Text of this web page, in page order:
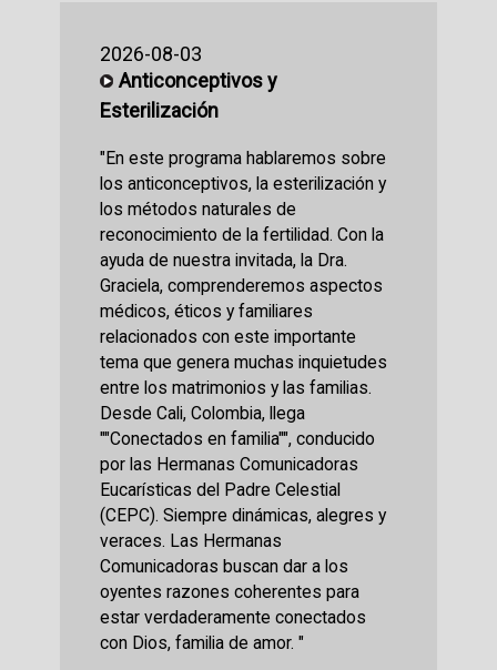
2026-08-03
Anticonceptivos y
Esterilización
"En este programa hablaremos sobre
los anticonceptivos, la esterilización y
los métodos naturales de
reconocimiento de la fertilidad. Con la
ayuda de nuestra invitada, la Dra.
Graciela, comprenderemos aspectos
médicos, éticos y familiares
relacionados con este importante
tema que genera muchas inquietudes
entre los matrimonios y las familias.
Desde Cali, Colombia, llega
""Conectados en familia"", conducido
por las Hermanas Comunicadoras
Eucarísticas del Padre Celestial
(CEPC). Siempre dinámicas, alegres y
veraces. Las Hermanas
Comunicadoras buscan dar a los
oyentes razones coherentes para
estar verdaderamente conectados
con Dios, familia de amor. "